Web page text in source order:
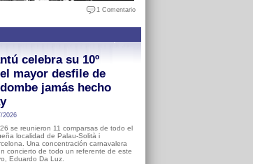
1 Comentario
celebra su 10º
mayor desfile de
jamás hecho
2026
se reunieron 11 comparsas de todo el
localidad de Palau-Solità i
Una concentración carnavalera
concierto de todo un referente de este
Eduardo Da Luz.